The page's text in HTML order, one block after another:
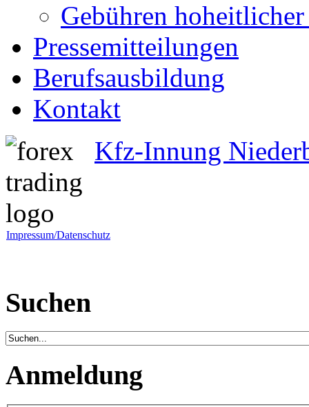
Gebühren
Pressemitteilungen
Berufsausbildung
Kontakt
Kfz-Innung
Impressum/Datenschutz
Suchen
Anmeldung